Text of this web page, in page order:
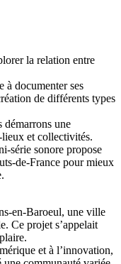
la relation entre
à documenter ses
de différents types
démarrons une
et collectivités.
série sonore propose
de-France pour mieux
en-Baroeul, une ville
Ce projet s’appelait
et à l’innovation,